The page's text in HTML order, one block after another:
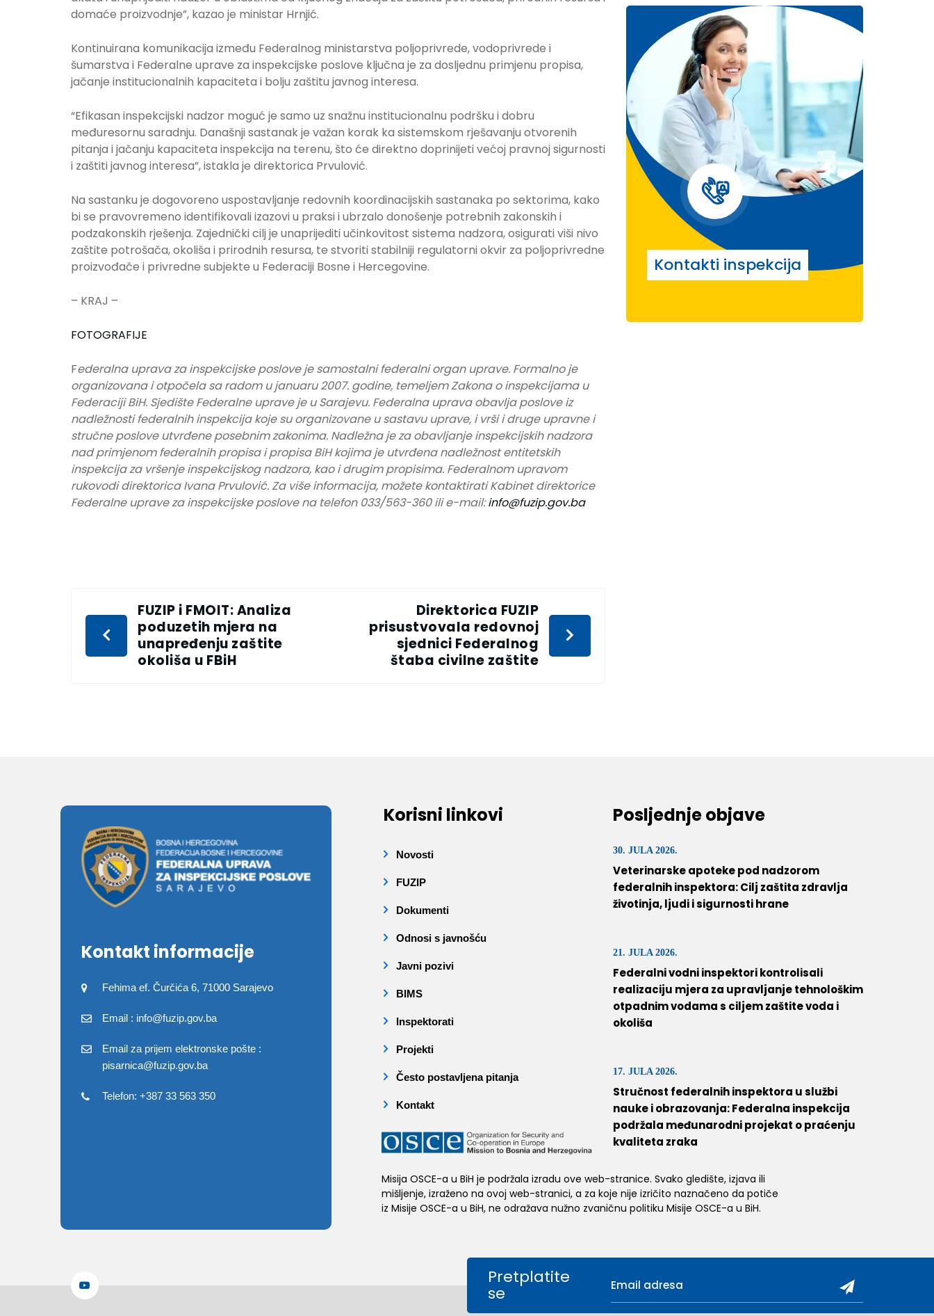
domaće proizvodnje”, kazao je ministar Hrnjić.
Kontinuirana komunikacija između Federalnog ministarstva poljoprivrede, vodoprivrede i
šumarstva i Federalne uprave za inspekcijske poslove ključna je za dosljednu primjenu propisa,
jačanje institucionalnih kapaciteta i bolju zaštitu javnog interesa.
“Efikasan inspekcijski nadzor moguć je samo uz snažnu institucionalnu podršku i dobru
međuresornu saradnju. Današnji sastanak je važan korak ka sistemskom rješavanju otvorenih
pitanja i jačanju kapaciteta inspekcija na terenu, što će direktno doprinijeti većoj pravnoj sigurnosti
i zaštiti javnog interesa”, istakla je direktorica Prvulović.
Na sastanku je dogovoreno uspostavljanje redovnih koordinacijskih sastanaka po sektorima, kako
bi se pravovremeno identifikovali izazovi u praksi i ubrzalo donošenje potrebnih zakonskih i
podzakonskih rješenja. Zajednički cilj je unaprijediti učinkovitost sistema nadzora, osigurati viši nivo
zaštite potrošača, okoliša i prirodnih resursa, te stvoriti stabilniji regulatorni okvir za poljoprivredne
proizvođače i privredne subjekte u Federaciji Bosne i Hercegovine.
– KRAJ –
FOTOGRAFIJE
Federalna uprava za inspekcijske poslove je samostalni federalni organ uprave. Formalno je
organizovana i otpočela sa radom u januaru 2007. godine, temeljem Zakona o inspekcijama u
Federaciji BiH. Sjedište Federalne uprave je u Sarajevu. Federalna uprava obavlja poslove iz
nadležnosti federalnih inspekcija koje su organizovane u sastavu uprave, i vrši i druge upravne i
stručne poslove utvrđene posebnim zakonima. Nadležna je za obavljanje inspekcijskih nadzora
nad primjenom federalnih propisa i propisa BiH kojima je utvrđena nadležnost entitetskih
inspekcija za vršenje inspekcijskog nadzora, kao i drugim propisima. Federalnom upravom
rukovodi direktorica Ivana Prvulović. Za više informacija, možete kontaktirati Kabinet direktorice
Federalne uprave za inspekcijske poslove na telefon 033/563-360 ili e-mail:info@fuzip.gov.ba
FUZIP i FMOIT: Analiza
poduzetih mjera na
unapređenju zaštite
okoliša u FBiH
Direktorica FUZIP
prisustvovala redovnoj
sjednici Federalnog
štaba civilne zaštite
Kontakti inspekcija
Kontakt informacije
Fehima ef. Čurčića 6, 71000 Sarajevo
Email : info@fuzip.gov.ba
Email za prijem elektronske pošte :
pisarnica@fuzip.gov.ba
Telefon: +387 33 563 350
Korisni linkovi
Novosti
FUZIP
Dokumenti
Odnosi s javnošću
Javni pozivi
BIMS
Inspektorati
Projekti
Često postavljena pitanja
Kontakt
Misija OSCE-a u BiH je podržala izradu ove web-stranice. Svako gledište, izjava ili
mišljenje, izraženo na ovoj web-stranici, a za koje nije izričito naznačeno da potiče
iz Misije OSCE-a u BiH, ne odražava nužno zvaničnu politiku Misije OSCE-a u BiH.
Posljednje objave
30. JULA 2026.
Veterinarske apoteke pod nadzorom
federalnih inspektora: Cilj zaštita zdravlja
životinja, ljudi i sigurnosti hrane
21. JULA 2026.
Federalni vodni inspektori kontrolisali
realizaciju mjera za upravljanje tehnološkim
otpadnim vodama s ciljem zaštite voda i
okoliša
17. JULA 2026.
Stručnost federalnih inspektora u službi
nauke i obrazovanja: Federalna inspekcija
podržala međunarodni projekat o praćenju
kvaliteta zraka
Pretplatite
se